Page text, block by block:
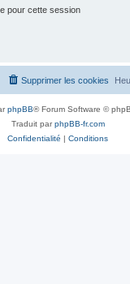
pour cette session
Supprimer les cookies
phpBB® Forum Software ©
Traduit parphpBB-fr.com
Confidentialité | Conditions